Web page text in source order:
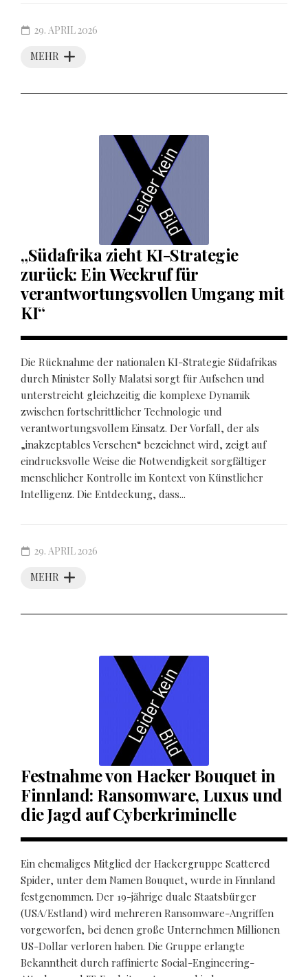
MEHR
29. APRIL 2026
„Südafrika zieht KI-Strategie
zurück: Ein Weckruf für
verantwortungsvollen Umgang mit
KI“
Die Rücknahme der nationalen KI-Strategie Südafrikas
durch Minister Solly Malatsi sorgt für Aufsehen und
unterstreicht gleichzeitig die komplexe Dynamik
zwischen fortschrittlicher Technologie und
verantwortungsvollem Einsatz. Der Vorfall, der als
„inakzeptables Versehen“ bezeichnet wird, zeigt auf
eindrucksvolle Weise die Notwendigkeit sorgfältiger
menschlicher Kontrolle im Kontext von Künstlicher
Intelligenz. Die Entdeckung, dass...
MEHR
29. APRIL 2026
Festnahme von Hacker Bouquet in
Finnland: Ransomware, Luxus und
die Jagd auf Cyberkriminelle
Ein ehemaliges Mitglied der Hackergruppe Scattered
Spider, unter dem Namen Bouquet, wurde in Finnland
festgenommen. Der 19-jährige duale Staatsbürger
(USA/Estland) wird mehreren Ransomware-Angriffen
vorgeworfen, bei denen große Unternehmen Millionen
US-Dollar verloren haben. Die Gruppe erlangte
Bekanntheit durch raffinierte Social-Engineering-